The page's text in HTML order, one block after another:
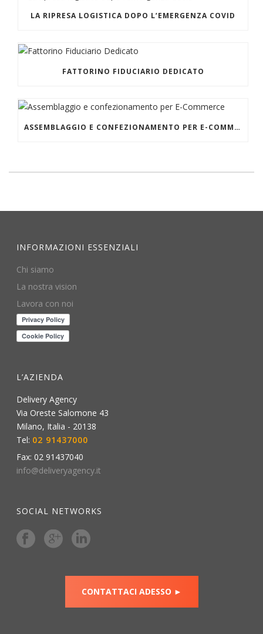
LA RIPRESA LOGISTICA DOPO L’EMERGENZA COVID
FATTORINO FIDUCIARIO DEDICATO
ASSEMBLAGGIO E CONFEZIONAMENTO PER E-COMMERCE
INFORMAZIONI ESSENZIALI
Chi siamo
La nostra vision
Lavora con noi
L’AZIENDA
Delivery Agency
Via Oreste Salomone 43
Milano, Italia - 20138
Tel: 02 91437000
Fax:02 91437040
info@deliveryagency.it
SOCIAL NETWORKS
CONTATTACI ADESSO ►